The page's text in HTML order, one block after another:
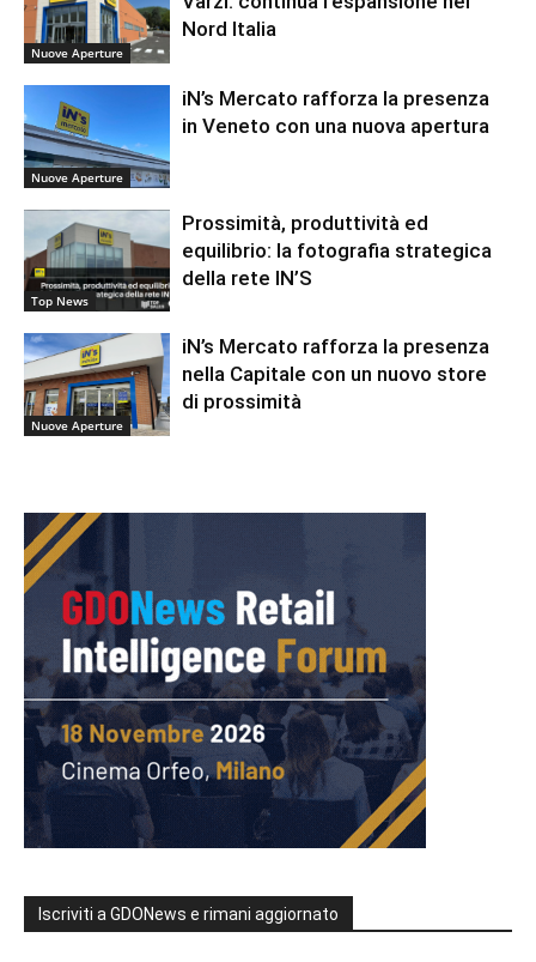
Nuove Aperture
Nord Italia
Nuove Aperture
iN’s Mercato rafforza la presenza
in Veneto con una nuova apertura
Top News
Prossimità, produttività ed
equilibrio: la fotografia strategica
della rete IN’S
Nuove Aperture
iN’s Mercato rafforza la presenza
nella Capitale con un nuovo store
di prossimità
Iscriviti a GDONews e rimani aggiornato